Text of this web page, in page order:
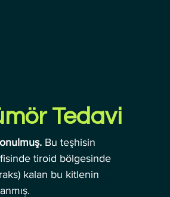
Tedavi
Bu teşhisin
tiroid bölgesinde
kalan bu kitlenin